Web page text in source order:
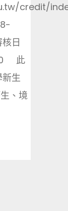
credit/
日
此
新生
、境